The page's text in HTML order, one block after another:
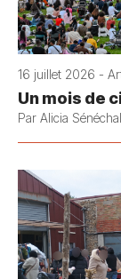
16 juillet 2026 -
Un mois de
Par Alicia Sénéchal